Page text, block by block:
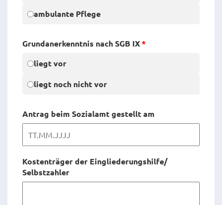
ambulante Pflege
Grundanerkenntnis nach SGB IX*
liegt vor
liegt noch nicht vor
Antrag beim Sozialamt gestellt am
Kostenträger der Eingliederungshilfe/
Selbstzahler